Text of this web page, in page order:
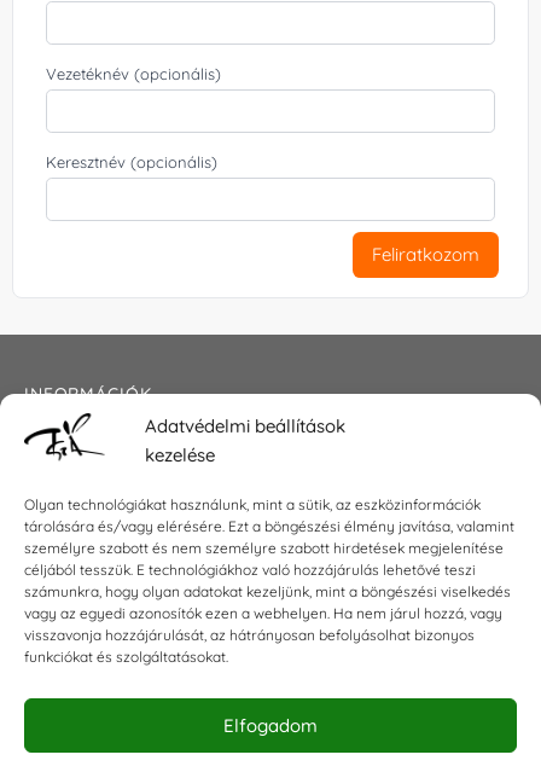
Adatvédelmi beállítások
kezelése
Olyan technológiákat használunk, mint a sütik, az eszközinformációk
tárolására és/vagy elérésére. Ezt a böngészési élmény javítása, valamint
személyre szabott és nem személyre szabott hirdetések megjelenítése
céljából tesszük. E technológiákhoz való hozzájárulás lehetővé teszi
számunkra, hogy olyan adatokat kezeljünk, mint a böngészési viselkedés
vagy az egyedi azonosítók ezen a webhelyen. Ha nem járul hozzá, vagy
visszavonja hozzájárulását, az hátrányosan befolyásolhat bizonyos
funkciókat és szolgáltatásokat.
Elfogadom
Vezetéknév (opcionális)
Keresztnév (opcionális)
Feliratkozom
INFORMÁCIÓK
Általános szerződési feltételek
Impresszum
KAPCSOLAT
E-mail:shop@torokszilvi.com
Telefon: +36 30 6767872
KÖZÖSSÉGI